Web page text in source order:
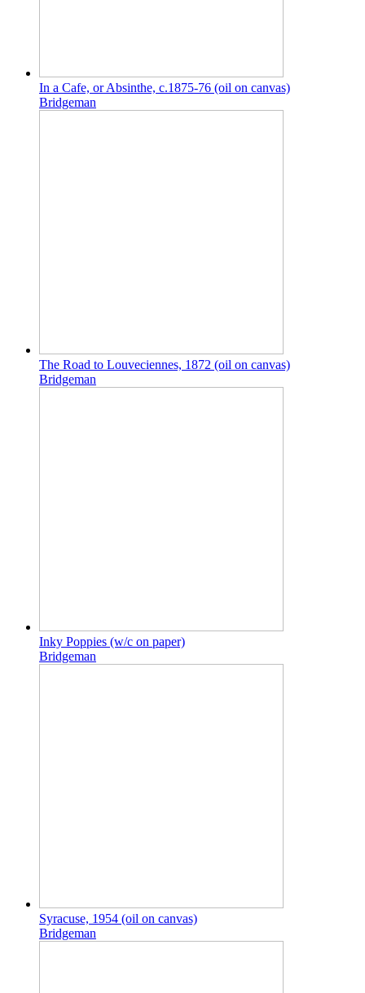
In a Cafe, or Absinthe, c.1875-76 (oil on canvas)
Bridgeman
The Road to Louveciennes, 1872 (oil on canvas)
Bridgeman
Inky Poppies (w/c on paper)
Bridgeman
Syracuse, 1954 (oil on canvas)
Bridgeman